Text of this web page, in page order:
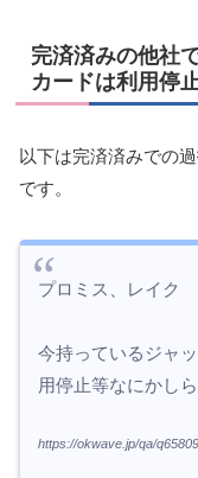
完済済みの他社
カードは利用停
以下は完済済みでの
です。
プロミス、レイク
今持っているジ
用停止等なにかし
https://okwave.jp/qa/